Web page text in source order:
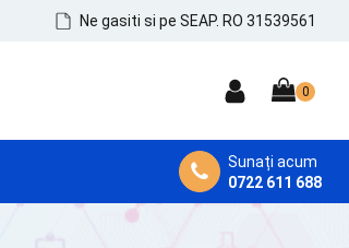
Ne gasiti si pe SEAP. RO 31539561
Sunați acum
0722 611 688